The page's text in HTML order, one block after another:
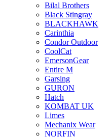
Bilal Brothers
Black Stingray
BLACKHAWK
Carinthia
Condor Outdoor
CoolCat
EmersonGear
Entire M
Garsing
GURON
Hatch
KOMBAT UK
Limes
Mechanix Wear
NORFIN